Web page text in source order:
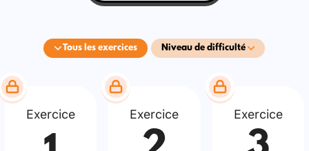
Tous les exercices Niveau de difficulté
Exercice Exercice Exercice